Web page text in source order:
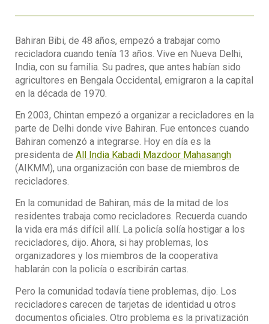
Bahiran Bibi, de 48 años, empezó a trabajar como
recicladora cuando tenía 13 años. Vive en Nueva Delhi,
India, con su familia. Su padres, que antes habían sido
agricultores en Bengala Occidental, emigraron a la capital
en la década de 1970.
En 2003, Chintan empezó a organizar a recicladores en la
parte de Delhi donde vive Bahiran. Fue entonces cuando
Bahiran comenzó a integrarse. Hoy en día es la
presidenta de All India Kabadi Mazdoor Mahasangh
(AIKMM), una organización con base de miembros de
recicladores.
En la comunidad de Bahiran, más de la mitad de los
residentes trabaja como recicladores. Recuerda cuando
la vida era más difícil allí. La policía solía hostigar a los
recicladores, dijo. Ahora, si hay problemas, los
organizadores y los miembros de la cooperativa
hablarán con la policía o escribirán cartas.
Pero la comunidad todavía tiene problemas, dijo. Los
recicladores carecen de tarjetas de identidad u otros
documentos oficiales. Otro problema es la privatización